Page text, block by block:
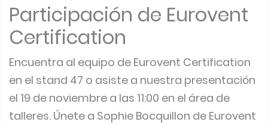
Participación de Eurovent
Certification
Encuentra al equipo de Eurovent Certification
en el stand 47 o asiste a nuestra presentación
el 19 de noviembre a las 11:00 en el área de
talleres. Únete a Sophie Bocquillon de Eurovent